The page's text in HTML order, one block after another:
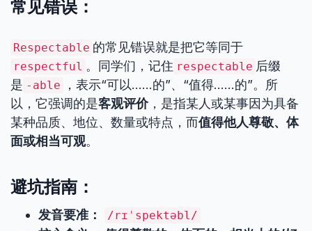
常见错误：
Respectable 的常见错误就是把它等同于
respectful 。同学们，记住 respectable 后缀
是 -able
，表示“可以……的”、“值得……的”。所
以，它强调的是客观评价，是指某人或某事因为具备
某种品质、地位、数量或特点，而值得他人尊敬、体
面或相当可观。
避坑指南：
发音要准： /rɪˈspektəbl/